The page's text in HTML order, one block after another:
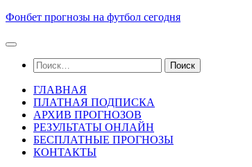
Skip
content
Фонбет прогнозы на футбол сегодня
Найти:
ГЛАВНАЯ
ПЛАТНАЯ ПОДПИСКА
АРХИВ ПРОГНОЗОВ
РЕЗУЛЬТАТЫ ОНЛАЙН
БЕСПЛАТНЫЕ ПРОГНОЗЫ
КОНТАКТЫ